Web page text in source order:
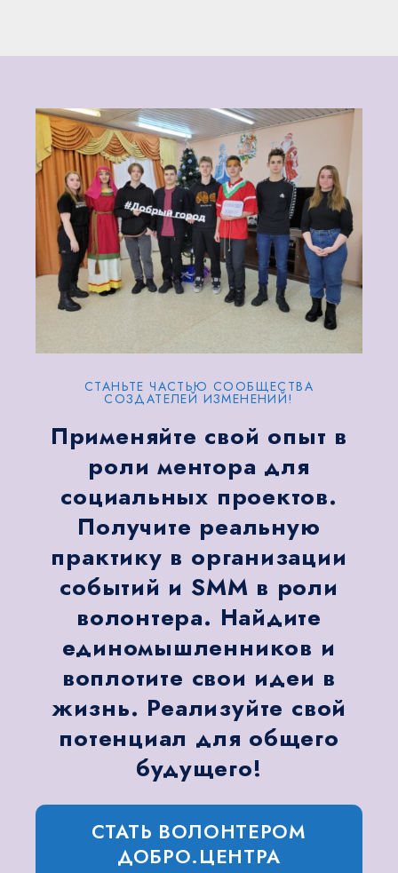
СТАНЬТЕ ЧАСТЬЮ СООБЩЕСТВА
СОЗДАТЕЛЕЙ ИЗМЕНЕНИЙ!
Применяйте свой опыт в
роли ментора для
социальных проектов.
Получите реальную
практику в организации
событий и SMM в роли
волонтера. Найдите
единомышленников и
воплотите свои идеи в
жизнь. Реализуйте свой
потенциал для общего
будущего!
СТАТЬ ВОЛОНТЕРОМ
ДОБРО.ЦЕНТРА